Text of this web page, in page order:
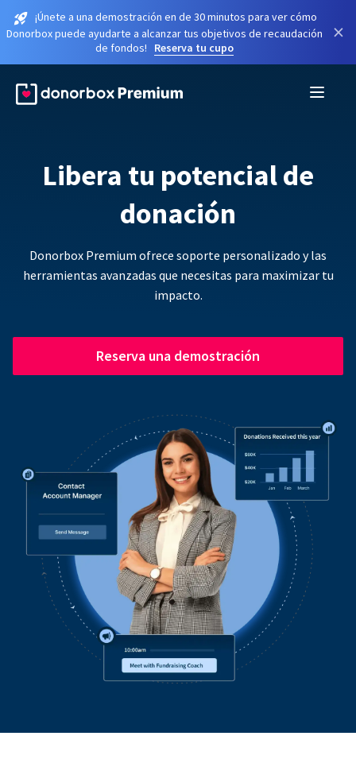
¡Únete a una demostración en de 30 minutos para ver cómo
Donorbox puede ayudarte a alcanzar tus objetivos de recaudación
de fondos!
Reserva tu cupo
×
Libera tu potencial de
donación
Donorbox Premium ofrece soporte personalizado y las
herramientas avanzadas que necesitas para maximizar tu
impacto.
Reserva una demostración